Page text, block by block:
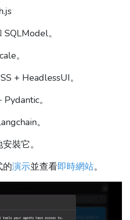
。
。
+ HeadlessUI。
。
。
裝它。
的演示並查看即時網站。